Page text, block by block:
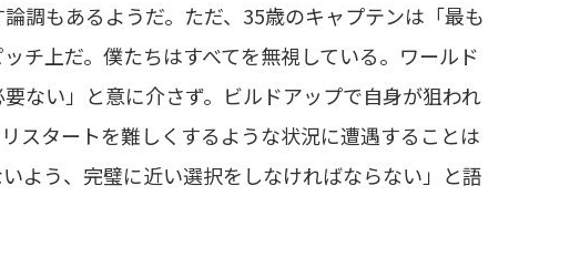
調もあるようだ。ただ、35歳のキャプテンは「最も
チ上だ。僕たちはすべてを無視している。ワールド
ない」と意に介さず。ビルドアップで自身が狙われ
スタートを難しくするような状況に遭遇することは
よう、完璧に近い選択をしなければならない」と語